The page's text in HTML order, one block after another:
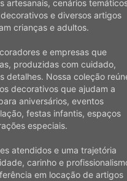
artesanais, cenários
e diversos artigos
crianças e adultos.
e empresas que
produzidas com cuidado,
detalhes. Nossa coleção
decorativos que ajudam a
aniversários, eventos
festas infantis, espaços
especiais.
atendidos e uma trajetória
carinho e
em locação de artigos